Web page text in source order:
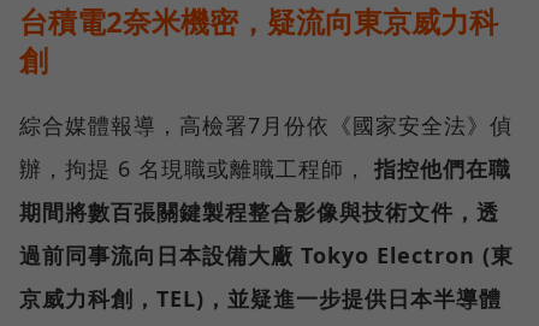
台積電2奈米機密，疑流向東京威力科
創
綜合媒體報導，高檢署7月份依《國家安全法》偵
辦，拘提 6 名現職或離職工程師， 指控他們在職
期間將數百張關鍵製程整合影像與技術文件，透
過前同事流向日本設備大廠 Tokyo Electron (東
京威力科創，TEL)，並疑進一步提供日本半導體